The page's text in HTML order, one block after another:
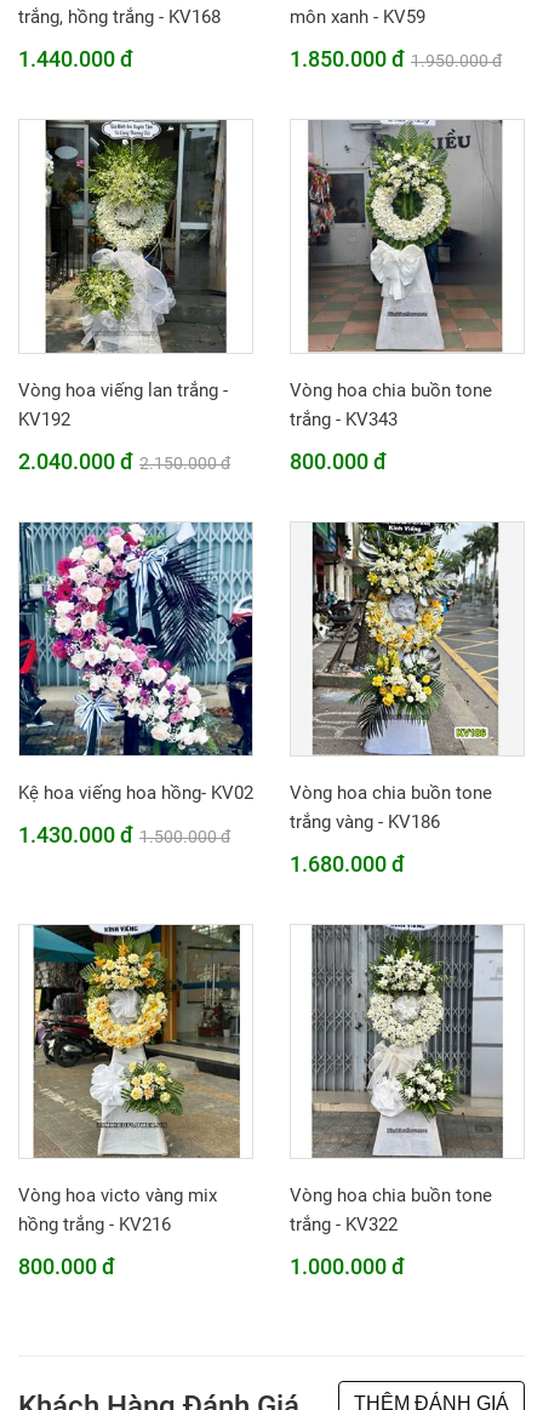
trắng, hồng trắng - KV168
1.440.000 đ
môn xanh - KV59
1.850.000 đ 1.950.000 đ
Vòng hoa viếng lan trắng -
KV192
2.040.000 đ 2.150.000 đ
Vòng hoa chia buồn tone
trắng - KV343
800.000 đ
Kệ hoa viếng hoa hồng- KV02
1.430.000 đ 1.500.000 đ
Vòng hoa chia buồn tone
trắng vàng - KV186
1.680.000 đ
Vòng hoa victo vàng mix
hồng trắng - KV216
800.000 đ
Vòng hoa chia buồn tone
trắng - KV322
1.000.000 đ
THÊM ĐÁNH GIÁ